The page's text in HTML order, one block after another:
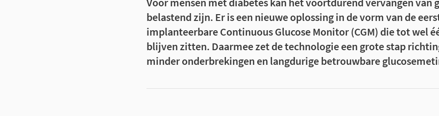
Voor mensen met diabetes kan het voortdurend vervangen van
belastend zijn. Er is een nieuwe oplossing in de vorm van de
implanteerbare Continuous Glucose Monitor (CGM) die tot wel
blijven zitten. Daarmee zet de technologie een grote stap
minder onderbrekingen en langdurige betrouwbare